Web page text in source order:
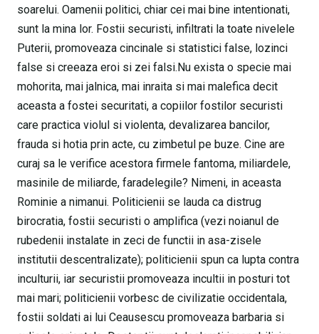
soarelui. Oamenii politici, chiar cei mai bine intentionati,
sunt la mina lor. Fostii securisti, infiltrati la toate nivelele
Puterii, promoveaza cincinale si statistici false, lozinci
false si creeaza eroi si zei falsi.Nu exista o specie mai
mohorita, mai jalnica, mai inraita si mai malefica decit
aceasta a fostei securitati, a copiilor fostilor securisti
care practica violul si violenta, devalizarea bancilor,
frauda si hotia prin acte, cu zimbetul pe buze. Cine are
curaj sa le verifice acestora firmele fantoma, miliardele,
masinile de miliarde, faradelegile? Nimeni, in aceasta
Rominie a nimanui. Politicienii se lauda ca distrug
birocratia, fostii securisti o amplifica (vezi noianul de
rubedenii instalate in zeci de functii in asa-zisele
institutii descentralizate); politicienii spun ca lupta contra
inculturii, iar securistii promoveaza incultii in posturi tot
mai mari; politicienii vorbesc de civilizatie occidentala,
fostii soldati ai lui Ceausescu promoveaza barbaria si